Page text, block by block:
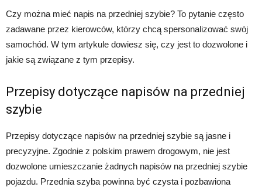
Czy można mieć napis na przedniej szybie? To pytanie często
zadawane przez kierowców, którzy chcą spersonalizować swój
samochód. W tym artykule dowiesz się, czy jest to dozwolone i
jakie są związane z tym przepisy.
Przepisy dotyczące napisów na przedniej
szybie
Przepisy dotyczące napisów na przedniej szybie są jasne i
precyzyjne. Zgodnie z polskim prawem drogowym, nie jest
dozwolone umieszczanie żadnych napisów na przedniej szybie
pojazdu. Przednia szyba powinna być czysta i pozbawiona